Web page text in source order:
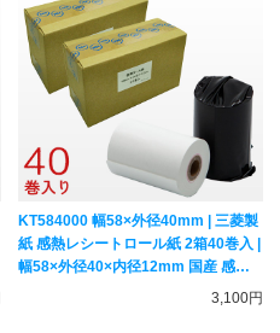
KT584000 幅58×外径40mm | 三菱製
紙 感熱レシートロール紙 2箱40巻入 |
幅58×外径40×内径12mm 国産 感熱
紙 サーマルペーパー アルコールチェ
3,100円